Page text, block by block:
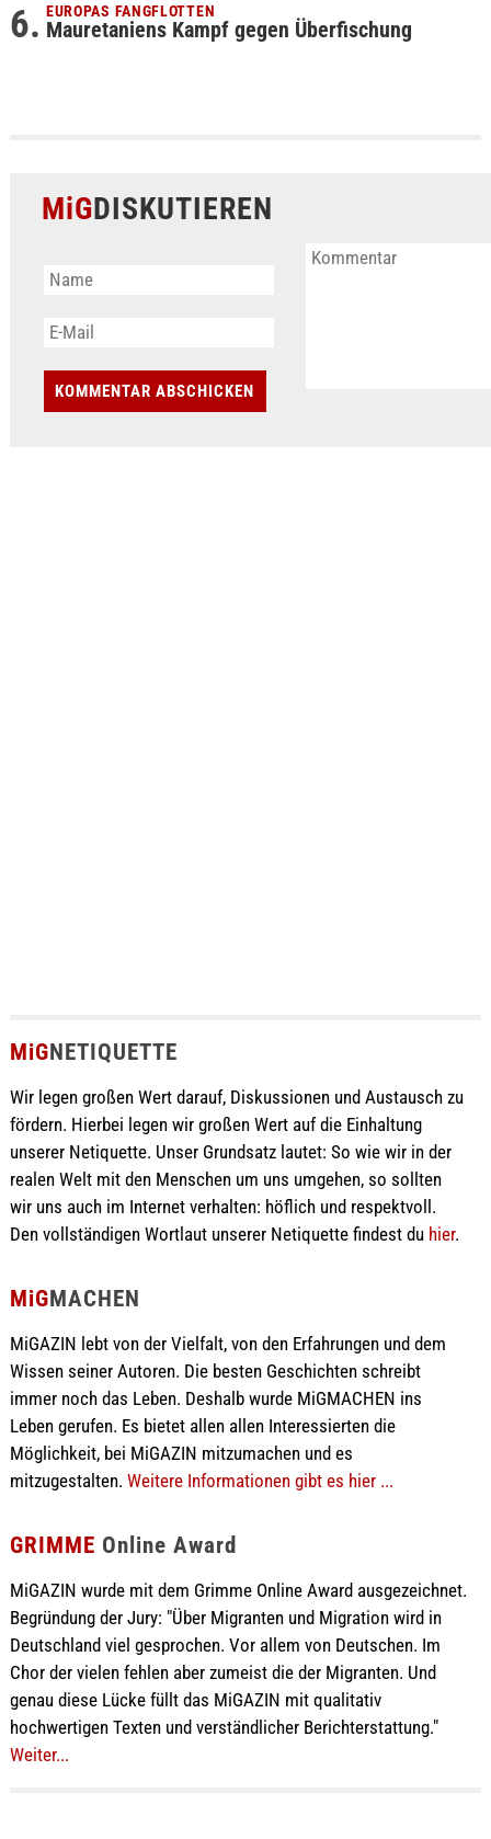
EUROPAS FANGFLOTTEN
Mauretaniens Kampf gegen Überfischung
MiGDISKUTIEREN
MiGNETIQUETTE
Wir legen großen Wert darauf, Diskussionen und Austausch zu
fördern. Hierbei legen wir großen Wert auf die Einhaltung
unserer Netiquette. Unser Grundsatz lautet: So wie wir in der
realen Welt mit den Menschen um uns umgehen, so sollten
wir uns auch im Internet verhalten: höflich und respektvoll.
Den vollständigen Wortlaut unserer Netiquette findest du hier.
MiGMACHEN
MiGAZIN lebt von der Vielfalt, von den Erfahrungen und dem
Wissen seiner Autoren. Die besten Geschichten schreibt
immer noch das Leben. Deshalb wurde MiGMACHEN ins
Leben gerufen. Es bietet allen allen Interessierten die
Möglichkeit, bei MiGAZIN mitzumachen und es
mitzugestalten. Weitere Informationen gibt es hier ...
GRIMME Online Award
MiGAZIN wurde mit dem Grimme Online Award ausgezeichnet.
Begründung der Jury: "Über Migranten und Migration wird in
Deutschland viel gesprochen. Vor allem von Deutschen. Im
Chor der vielen fehlen aber zumeist die der Migranten. Und
genau diese Lücke füllt das MiGAZIN mit qualitativ
hochwertigen Texten und verständlicher Berichterstattung."
Weiter...